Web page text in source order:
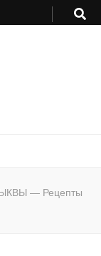
— Рецепты